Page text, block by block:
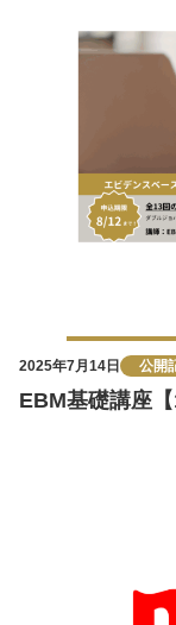
2025年7月14日 公開
EBM基礎講座【